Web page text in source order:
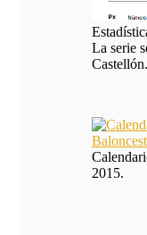
La serie
Castellón.
2015.